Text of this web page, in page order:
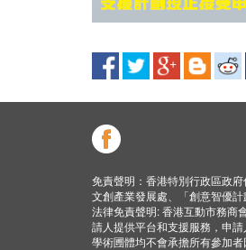
免責聲明：香港特別行政區政
文創產業發展處、「創意智優
法律免責聲明: 香港互動市務商
請人提供平台和支援服務，申
學術圑體均不會承擔所有參加